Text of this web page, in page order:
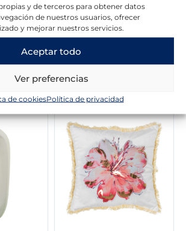
y de terceros para obtener datos
de nuestros usuarios, ofrecer
y mejorar nuestros servicios.
Aceptar todo
Ver preferencias
de cookiesPolítica de privacidad
la tienda